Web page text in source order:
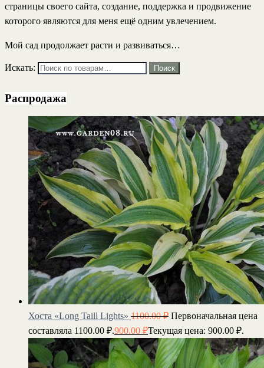
страницы своего сайта, создание, поддержка и продвижение
которого являются для меня ещё одним увлечением.
Мой сад продолжает расти и развиваться…
Искать: Поиск
Распродажа
Хоста «Long Taill Lights» 1100.00₽ Первоначальная цена
составляла 1100.00 ₽.900.00 ₽Текущая цена: 900.00 ₽.